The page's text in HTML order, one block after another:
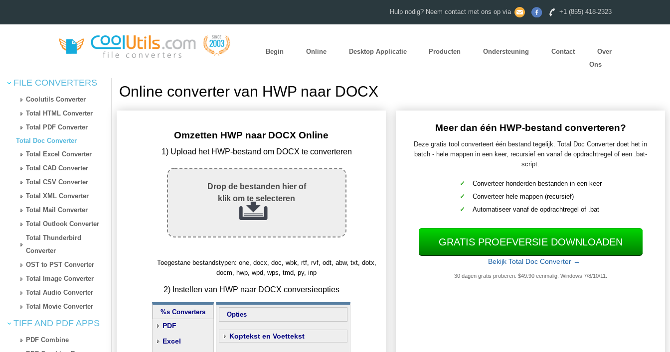
Hulp nodig? Neem contact met ons op via +1 (855) 418-2323
Begin Online Desktop Applicatie Producten Ondersteuning Contact
Over
Ons
FILE CONVERTERS
Coolutils Converter
Total HTML Converter
Total PDF Converter
Total Doc Converter
Total Excel Converter
Total CAD Converter
Total CSV Converter
Total XML Converter
Total Mail Converter
Total Outlook Converter
Total Thunderbird
Converter
OST to PST Converter
Total Image Converter
Total Audio Converter
Total Movie Converter
TIFF AND PDF APPS
PDF Combine
Online converter van HWP naar DOCX
Omzetten HWP naar DOCX Online
1) Upload het HWP-bestand om DOCX te converteren
Drop de bestanden hier of
klik om te selecteren
Toegestane bestandstypen: one, docx, doc, wbk, rtf, rvf, odt, abw, txt, dotx,
docm, hwp, wpd, wps, tmd, py, inp
2) Instellen van HWP naar DOCX conversieopties
%s Converters
PDF
Excel
Opties
Koptekst en Voettekst
Meer dan één HWP-bestand converteren?
Deze gratis tool converteert één bestand tegelijk. Total Doc Converter doet het in
batch - hele mappen in een keer, recursief en vanaf de opdrachtregel of een .bat-
script.
Converteer honderden bestanden in een keer
Converteer hele mappen (recursief)
Automatiseer vanaf de opdrachtregel of .bat
GRATIS PROEFVERSIE DOWNLOADEN
Bekijk Total Doc Converter →
30 dagen gratis proberen. $49.90 eenmalig. Windows 7/8/10/11.